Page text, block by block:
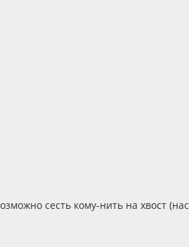
сесть кому-нить на хвост (нас